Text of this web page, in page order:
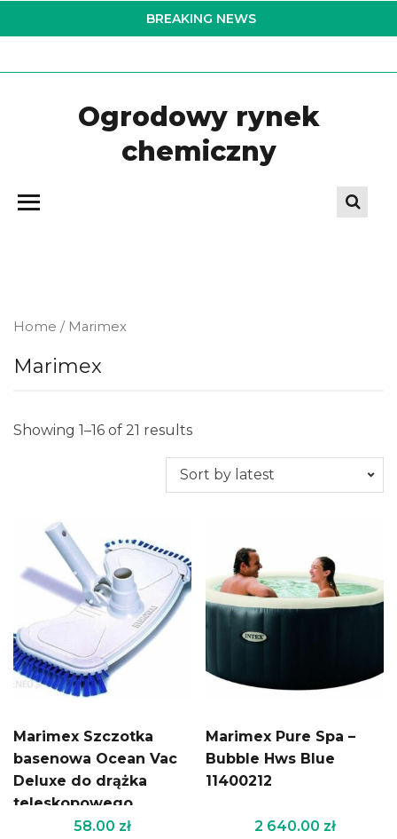
to
BREAKING NEWS
Ogrodowy rynek
chemiczny
Home / Marimex
Marimex
Showing 1–16 of 21 results
Marimex Szczotka
basenowa Ocean Vac
Deluxe do drążka
teleskopowego
1096100958.00 zł
Marimex Pure Spa –
Bubble Hws Blue
11400212
2 640.00 zł